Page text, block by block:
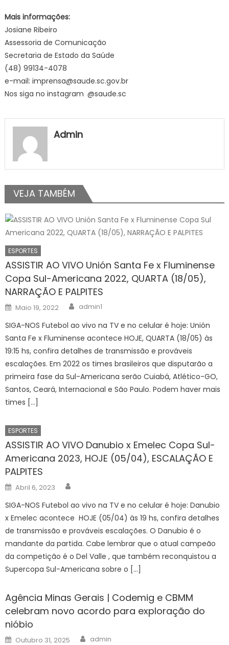
Mais informações:
Josiane Ribeiro
Assessoria de Comunicação
Secretaria de Estado da Saúde
(48) 99134-4078
e-mail: imprensa@saude.sc.gov.br
Nos siga no instagram @saude.sc
Admin
VEJA TAMBÉM
ESPORTES
ASSISTIR AO VIVO Unión Santa Fe x Fluminense
Copa Sul-Americana 2022, QUARTA (18/05),
NARRAÇÃO E PALPITES
Posted
on
Maio 19, 2022 Author
admin1
SIGA-NOS Futebol ao vivo na TV e no celular é hoje: Unión
Santa Fe x Fluminense acontece HOJE, QUARTA (18/05) às
19:15 hs, confira detalhes de transmissão e prováveis
escalações. Em 2022 os times brasileiros que disputarão a
primeira fase da Sul-Americana serão Cuiabá, Atlético-GO,
Santos, Ceará, Internacional e São Paulo. Podem haver mais
times […]
ESPORTES
ASSISTIR AO VIVO Danubio x Emelec Copa Sul-
Americana 2023, HOJE (05/04), ESCALAÇÃO E
PALPITES
Posted
on
Abril 6, 2023
SIGA-NOS Futebol ao vivo na TV e no celular é hoje: Danubio
x Emelec acontece HOJE (05/04) às 19 hs, confira detalhes
de transmissão e prováveis escalações. O Danubio é o
mandante da partida. Cabe lembrar que o atual campeão
da competição é o Del Valle , que também reconquistou a
Supercopa Sul-Americana sobre o […]
Agência Minas Gerais | Codemig e CBMM
celebram novo acordo para exploração do
nióbio
Posted
Outubro 31, 2025 Author
admin